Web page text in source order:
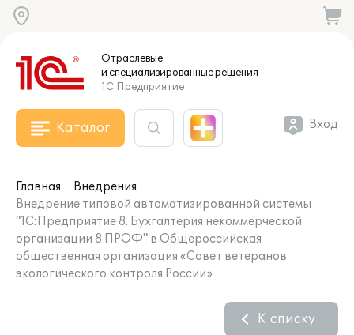
Отраслевые
и специализированныерешения
1С:Предприятие
Каталог Вход
Главная
Внедрения
Внедрение типовой автоматизированной системы
"1С:Предприятие 8. Бухгалтерия некоммерческой
организации 8 ПРОФ" в Общероссийская
общественная организация «Совет ветеранов
экологического контроля России»
К списку